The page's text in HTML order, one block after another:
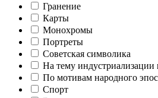
Гранение
Карты
Монохромы
Портреты
Советская символика
На тему индустриализации
По мотивам народного
Спорт